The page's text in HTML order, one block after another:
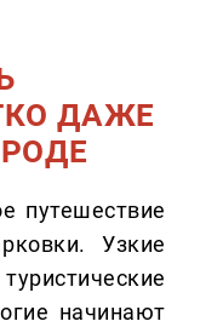
ДАЖЕ
путешествие
Узкие
начинают